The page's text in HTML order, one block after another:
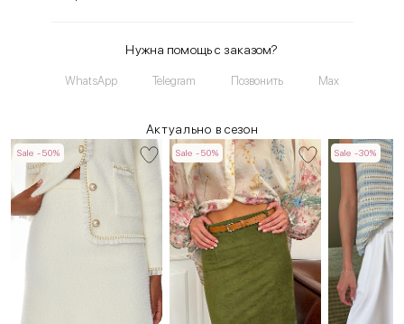
Нужна помощь с заказом?
WhatsApp Telegram Позвонить Max
Актуально в сезон
Sale -50% Sale -50% Sale -30%